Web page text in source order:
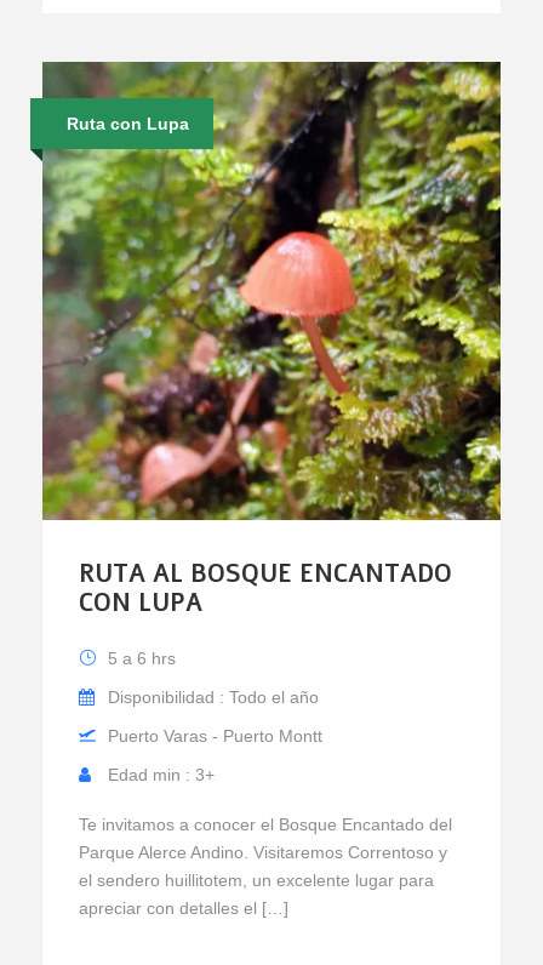
Ruta con Lupa
RUTA AL BOSQUE ENCANTADO
CON LUPA
5 a 6 hrs
Disponibilidad : Todo el año
Puerto Varas - Puerto Montt
Edad min : 3+
Te invitamos a conocer el Bosque Encantado del
Parque Alerce Andino. Visitaremos Correntoso y
el sendero huillitotem, un excelente lugar para
apreciar con detalles el […]